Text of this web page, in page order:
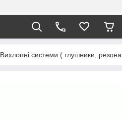
Вихлопні системи ( глушники,